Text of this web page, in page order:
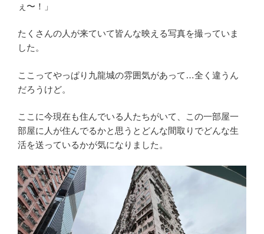
ぇ〜！」
たくさんの人が来ていて皆んな映える写真を撮っていま
した。
ここってやっぱり九龍城の雰囲気があって…全く違うん
だろうけど。
ここに今現在も住んでいる人たちがいて、この一部屋一
部屋に人が住んでるかと思うとどんな間取りでどんな生
活を送っているかが気になりました。